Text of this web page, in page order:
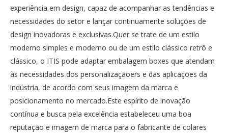
experiência em design, capaz de acompanhar as tendências e
necessidades do setor e lançar continuamente soluções de
design inovadoras e exclusivas.Quer se trate de um estilo
moderno simples e moderno ou de um estilo clássico retrô e
clássico, o ITIS pode adaptar embalagem boxes que atendam
às necessidades dos personalizaçãoers e das aplicações da
indústria, de acordo com seus imagem da marca e
posicionamento no mercado.Este espírito de inovação
contínua e busca pela excelência estabeleceu uma boa
reputação e imagem de marca para o fabricante de colares